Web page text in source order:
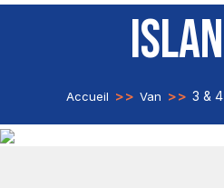
Accueil >> Van >> 3 &